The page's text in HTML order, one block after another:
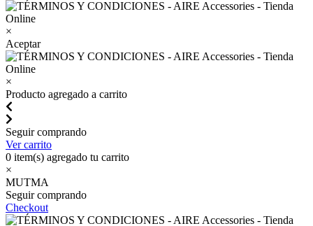
×
Aceptar
×
Producto agregado a carrito
Seguir comprando
Ver carrito
0 item(s) agregado tu carrito
×
MUTMA
Seguir comprando
Checkout